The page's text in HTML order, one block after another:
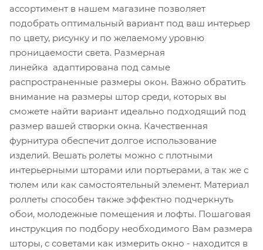
ассортимент в нашем магазине позволяет
подобрать оптимальный вариант под ваш интерьер
по цвету, рисунку и по желаемому уровню
проницаемости света. Размерная
линейка адаптирована под самые
распространенные размеры окон. Важно обратить
внимание на размеры штор среди, которых вы
сможете найти вариант идеально подходящий под
размер вашей створки окна. Качественная
фурнитура обеспечит долгое использование
изделий. Вешать ролеты можно с плотными
интерьерными шторами или портьерами, а так же с
тюлем или как самостоятельный элемент. Материал
роллеты способен также эффектно подчеркнуть
обои, молодежные помещения и лофты. Пошаговая
инструкция по подбору необходимого Вам размера
шторы, с советами как измерить окно - находится в